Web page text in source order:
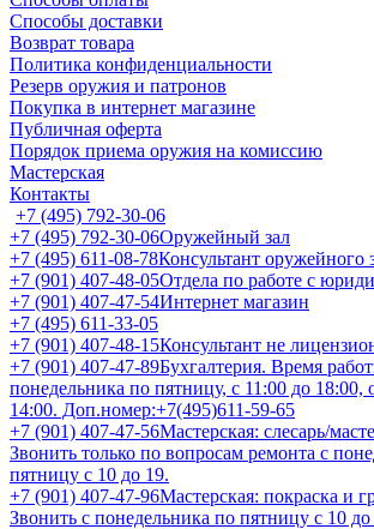
Способы доставки
Возврат товара
Политика конфиденциальности
Резерв оружия и патронов
Покупка в интернет магазине
Публичная оферта
Порядок приема оружия на комиссию
Мастерская
Контакты
+7 (495) 792-30-06
+7 (495) 792-30-06Оружейный зал
+7 (495) 611-08-78Консультант оружейного
+7 (901) 407-48-05Отдела по работе с
+7 (901) 407-47-54Интернет магазин
+7 (495) 611-33-05
+7 (901) 407-48-15Консультант не
+7 (901) 407-47-89Бухгалтерия. Время
понедельника по пятницу, с 11:00 до 18:00,
14:00. Доп.номер:+7(495)611-59-65
+7 (901) 407-47-56Мастерская: слесарь/
Звонить только по вопросам ремонта с
пятницу с 10 до 19.
+7 (901) 407-47-96Мастерская: покраска и
Звонить с понедельника по пятницу с 10 до